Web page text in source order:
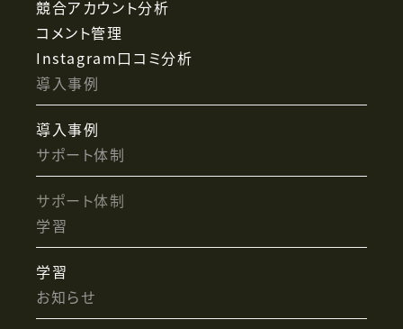
競合アカウント分析
コメント管理
Instagram口コミ分析
導入事例
導入事例
サポート体制
サポート体制
学習
学習
お知らせ